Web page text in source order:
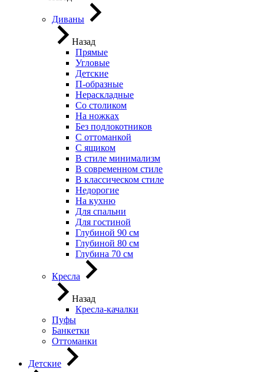
Диваны
Назад
Прямые
Угловые
Детские
П-образные
Нераскладные
Со столиком
На ножках
Без подлокотников
С оттоманкой
С ящиком
В стиле минимализм
В современном стиле
В классическом стиле
Недорогие
На кухню
Для спальни
Для гостиной
Глубиной 90 см
Глубиной 80 см
Глубина 70 см
Кресла
Назад
Кресла-качалки
Пуфы
Банкетки
Оттоманки
Детские